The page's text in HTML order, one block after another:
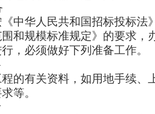
中华人民共和国招标投标法
和规模标准规定》的要求，
，必须做好下列准备工作。
的有关资料，如用地手续、
等。